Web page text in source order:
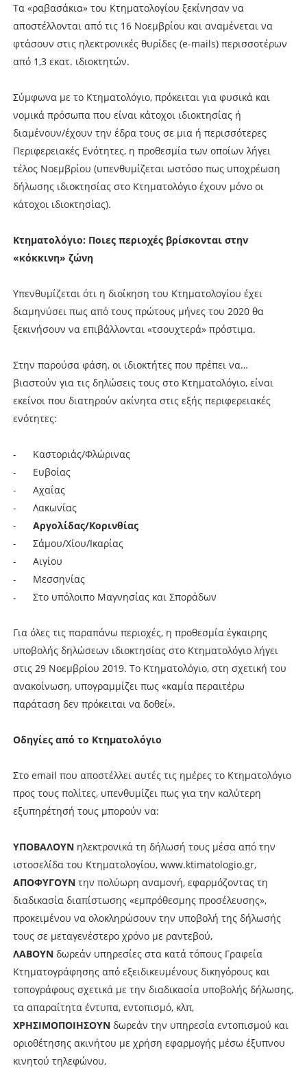
Τα «ραβασάκια» του Κτηματολογίου ξεκίνησαν να
αποστέλλονται από τις 16 Νοεμβρίου και αναμένεται να
φτάσουν στις ηλεκτρονικές θυρίδες (e-mails) περισσοτέρων
από 1,3 εκατ. ιδιοκτητών.
Σύμφωνα με το Κτηματολόγιο, πρόκειται για φυσικά και
νομικά πρόσωπα που είναι κάτοχοι ιδιοκτησίας ή
διαμένουν/έχουν την έδρα τους σε μια ή περισσότερες
Περιφερειακές Ενότητες, η προθεσμία των οποίων λήγει
τέλος Νοεμβρίου (υπενθυμίζεται ωστόσο πως υποχρέωση
δήλωσης ιδιοκτησίας στο Κτηματολόγιο έχουν μόνο οι
κάτοχοι ιδιοκτησίας).
Κτηματολόγιο: Ποιες περιοχές βρίσκονται στην
«κόκκινη» ζώνη
Υπενθυμίζεται ότι η διοίκηση του Κτηματολογίου έχει
διαμηνύσει πως από τους πρώτους μήνες του 2020 θα
ξεκινήσουν να επιβάλλονται «τσουχτερά» πρόστιμα.
Στην παρούσα φάση, οι ιδιοκτήτες που πρέπει να…
βιαστούν για τις δηλώσεις τους στο Κτηματολόγιο, είναι
εκείνοι που διατηρούν ακίνητα στις εξής περιφερειακές
ενότητες:
- Καστοριάς/Φλώρινας
- Ευβοίας
- Αχαΐας
- Λακωνίας
- Αργολίδας/Κορινθίας
- Σάμου/Χίου/Ικαρίας
- Αιγίου
- Μεσσηνίας
- Στο υπόλοιπο Μαγνησίας και Σποράδων
Για όλες τις παραπάνω περιοχές, η προθεσμία έγκαιρης
υποβολής δηλώσεων ιδιοκτησίας στο Κτηματολόγιο λήγει
στις 29 Νοεμβρίου 2019. Το Κτηματολόγιο, στη σχετική του
ανακοίνωση, υπογραμμίζει πως «καμία περαιτέρω
παράταση δεν πρόκειται να δοθεί».
Οδηγίες από το Κτηματολόγιο
Στο email που αποστέλλει αυτές τις ημέρες το Κτηματολόγιο
προς τους πολίτες, υπενθυμίζει πως για την καλύτερη
εξυπηρέτησή τους μπορούν να:
ΥΠΟΒΑΛΟΥΝηλεκτρονικά τη δήλωσή τους μέσα από την
ιστοσελίδα του Κτηματολογίου, www.ktimatologio.gr,
ΑΠΟΦΥΓΟΥΝτην πολύωρη αναμονή, εφαρμόζοντας τη
διαδικασία διαπίστωσης «εμπρόθεσμης προσέλευσης»,
προκειμένου να ολοκληρώσουν την υποβολή της δήλωσής
τους σε μεταγενέστερο χρόνο με ραντεβού,
ΛΑΒΟΥΝδωρεάν υπηρεσίες στα κατά τόπους Γραφεία
Κτηματογράφησης από εξειδικευμένους δικηγόρους και
τοπογράφους σχετικά με την διαδικασία υποβολής δήλωσης,
τα απαραίτητα έντυπα, εντοπισμό, κλπ,
ΧΡΗΣΙΜΟΠΟΙΗΣΟΥΝδωρεάν την υπηρεσία εντοπισμού και
οριοθέτησης ακινήτου με χρήση εφαρμογής μέσω έξυπνου
κινητού τηλεφώνου,